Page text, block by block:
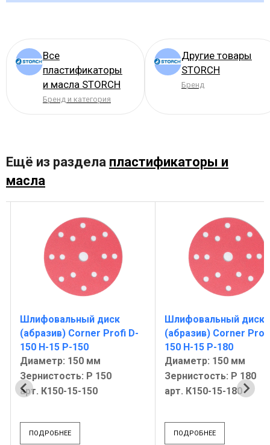
Все
пластификаторы
и масла STORCH
Бренд и категория
Другие товары
STORCH
Бренд
Ещё из раздела пластификаторы и
масла
Шлифовальный диск
(абразив) Corner Profi D-
150 H-15 P-150
Диаметр: 150 мм
Зернистость: Р 150
арт. К150-15-150
ПОДРОБНЕЕ
Шлифовальный диск
(абразив) Corner
150 H-15 P-180
Диаметр: 150 мм
Зернистость: Р 180
арт. К150-15-180
ПОДРОБНЕЕ